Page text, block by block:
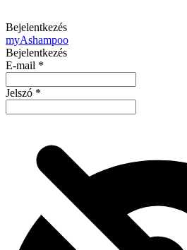
Bejelentkezés
myAshampoo
Bejelentkezés
E-mail *
Jelszó *